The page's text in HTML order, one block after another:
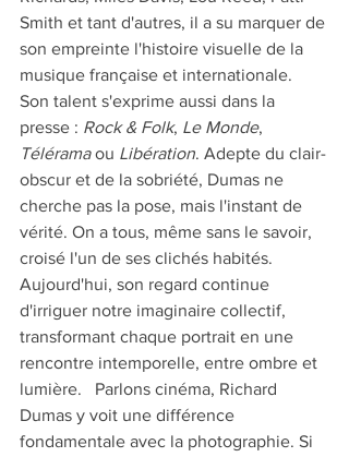
Smith et tant d'autres, il a su marquer de
son empreinte l'histoire visuelle de la
musique française et internationale.
Son talent s'exprime aussi dans la
presse : Rock & Folk, Le Monde,
Télérama ou Libération. Adepte du clair-
obscur et de la sobriété, Dumas ne
cherche pas la pose, mais l'instant de
vérité. On a tous, même sans le savoir,
croisé l'un de ses clichés habités.
Aujourd'hui, son regard continue
d'irriguer notre imaginaire collectif,
transformant chaque portrait en une
rencontre intemporelle, entre ombre et
lumière.   Parlons cinéma, Richard
Dumas y voit une différence
fondamentale avec la photographie. Si